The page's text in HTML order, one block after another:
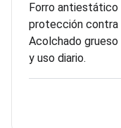
Forro antiestático
protección contra
Acolchado
y uso diario.